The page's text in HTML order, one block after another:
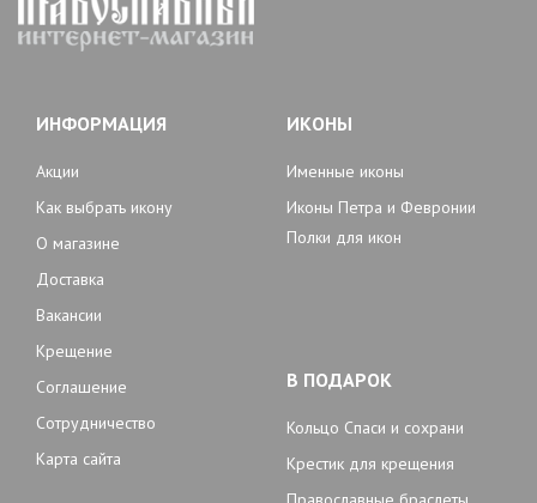
ИНФОРМАЦИЯ
Акции
Как выбрать икону
О магазине
Доставка
Вакансии
Крещение
Соглашение
Сотрудничество
Карта сайта
ИКОНЫ
Именные иконы
Иконы Петра и Февронии
Полки для икон
В ПОДАРОК
Кольцо Спаси и сохрани
Крестик для крещения